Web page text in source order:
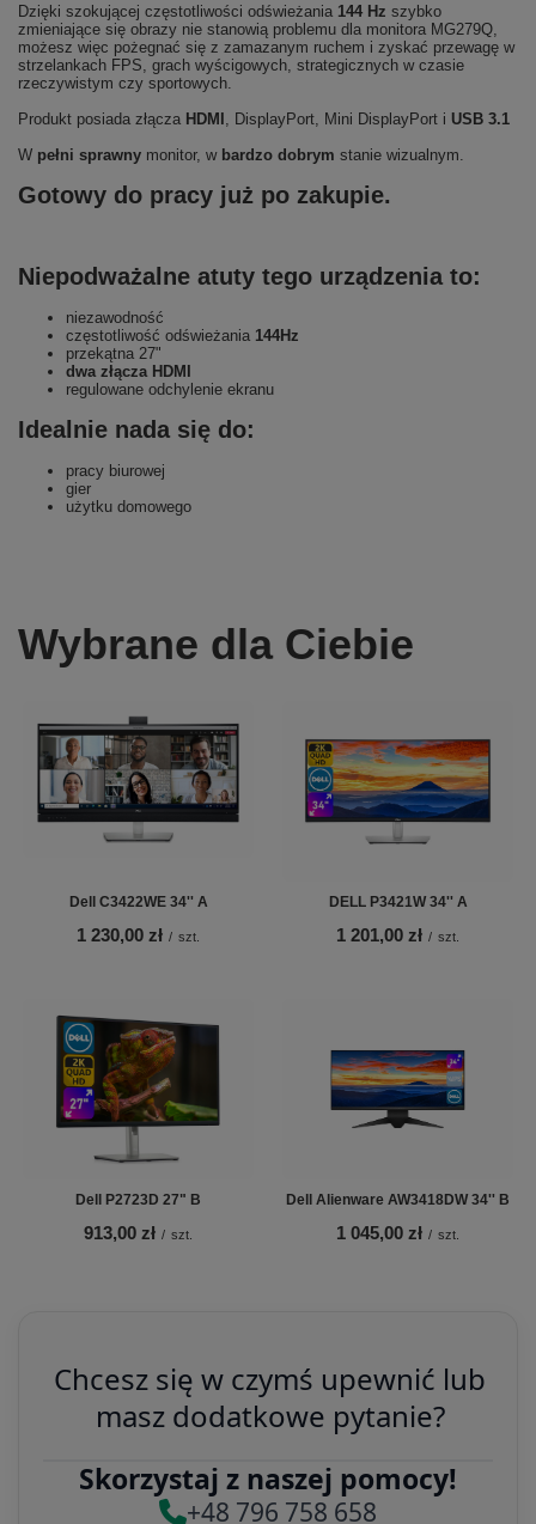
Dzięki szokującej częstotliwości odświeżania 144 Hz szybko
zmieniające się obrazy nie stanowią problemu dla monitora MG279Q,
możesz więc pożegnać się z zamazanym ruchem i zyskać przewagę w
strzelankach FPS, grach wyścigowych, strategicznych w czasie
rzeczywistym czy sportowych.
Produkt posiada złącza HDMI , DisplayPort, Mini DisplayPort i USB 3.1
W pełni sprawny monitor, w bardzo dobrym stanie wizualnym.
Gotowy do pracy już po zakupie.
Niepodważalne atuty tego urządzenia to:
niezawodność
częstotliwość odświeżania 144Hz
przekątna 27"
dwa złącza HDMI
regulowane odchylenie ekranu
Idealnie nada się do:
pracy biurowej
gier
użytku domowego
Wybrane dla Ciebie
Dell C3422WE 34'' A
1 230,00 zł / szt.
DELL P3421W 34'' A
1 201,00 zł / szt.
Dell P2723D 27" B
913,00 zł / szt.
Dell Alienware AW3418DW 34'' B
1 045,00 zł / szt.
Chcesz się w czymś upewnić lub
masz dodatkowe pytanie?
Skorzystaj z naszej pomocy!
+48 796 758 658